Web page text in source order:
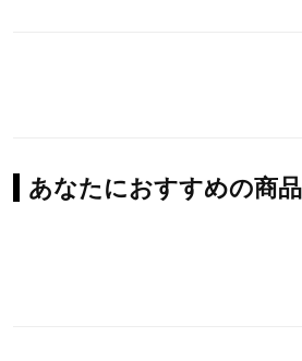
あなたにおすすめの商品